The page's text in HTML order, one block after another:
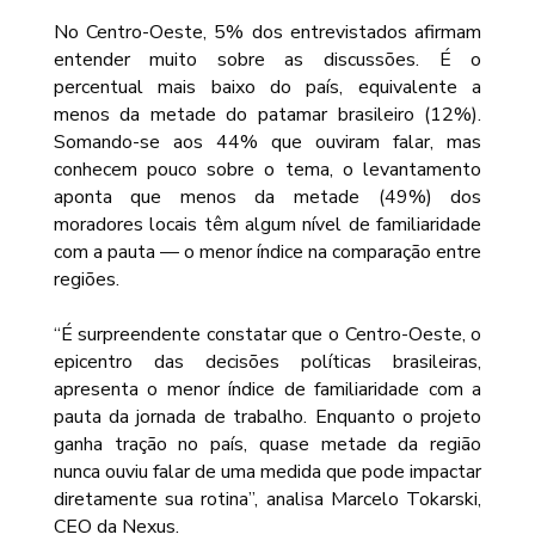
No Centro-Oeste, 5% dos entrevistados afirmam
entender muito sobre as discussões. É o
percentual mais baixo do país, equivalente a
menos da metade do patamar brasileiro (12%).
Somando-se aos 44% que ouviram falar, mas
conhecem pouco sobre o tema, o levantamento
aponta que menos da metade (49%) dos
moradores locais têm algum nível de familiaridade
com a pauta — o menor índice na comparação entre
regiões.
“É surpreendente constatar que o Centro-Oeste, o
epicentro das decisões políticas brasileiras,
apresenta o menor índice de familiaridade com a
pauta da jornada de trabalho. Enquanto o projeto
ganha tração no país, quase metade da região
nunca ouviu falar de uma medida que pode impactar
diretamente sua rotina”, analisa Marcelo Tokarski,
CEO da Nexus.